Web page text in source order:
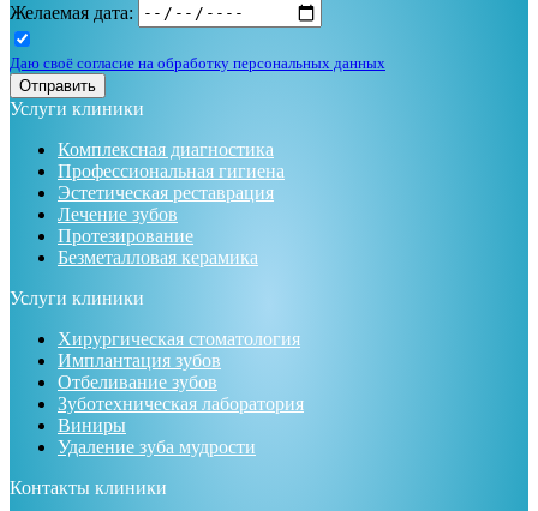
Желаемая дата:
Даю своё согласие на обработку персональных данных
Отправить
Услуги клиники
Комплексная диагностика
Профессиональная гигиена
Эстетическая реставрация
Лечение зубов
Протезирование
Безметалловая керамика
Услуги клиники
Хирургическая стоматология
Имплантация зубов
Отбеливание зубов
Зуботехническая лаборатория
Виниры
Удаление зуба мудрости
Контакты клиники